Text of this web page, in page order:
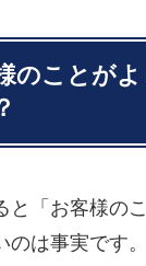
のことが
と「お客様の
は事実です。